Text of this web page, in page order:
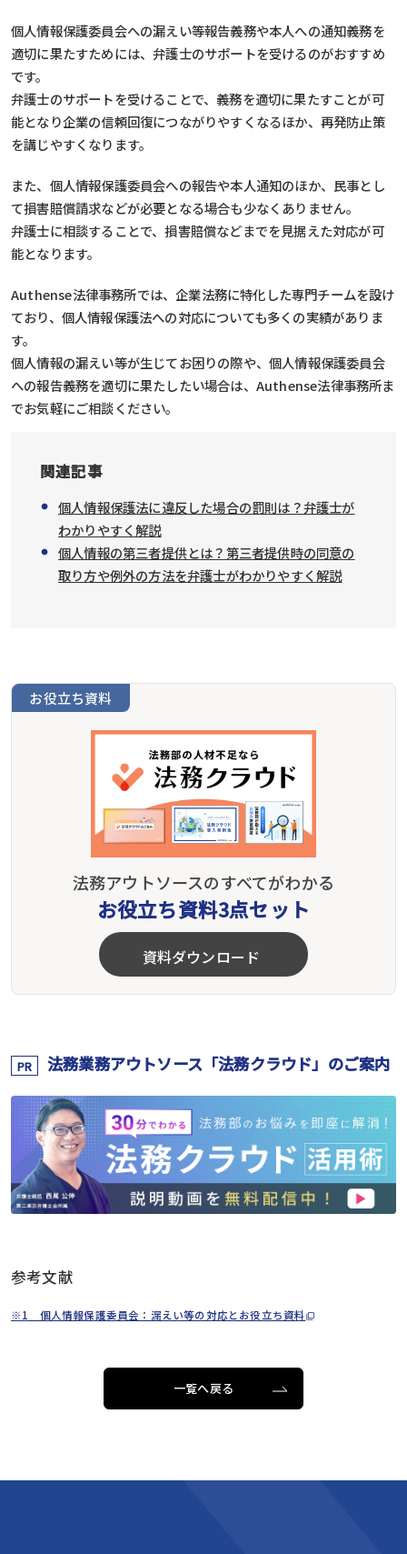
個人情報保護委員会への漏えい等報告義務や本人への通知義務を
適切に果たすためには、弁護士のサポートを受けるのがおすすめ
です。
弁護士のサポートを受けることで、義務を適切に果たすことが可
能となり企業の信頼回復につながりやすくなるほか、再発防止策
を講じやすくなります。
また、個人情報保護委員会への報告や本人通知のほか、民事とし
て損害賠償請求などが必要となる場合も少なくありません。
弁護士に相談することで、損害賠償などまでを見据えた対応が可
能となります。
Authense法律事務所では、企業法務に特化した専門チームを設け
ており、個人情報保護法への対応についても多くの実績がありま
す。
個人情報の漏えい等が生じてお困りの際や、個人情報保護委員会
への報告義務を適切に果たしたい場合は、Authense法律事務所ま
でお気軽にご相談ください。
関連記事
個人情報保護法に違反した場合の罰則は？弁護士が
わかりやすく解説
個人情報の第三者提供とは？第三者提供時の同意の
取り方や例外の方法を弁護士がわかりやすく解説
お役立ち資料
法務アウトソースのすべてがわかる
お役立ち資料3点セット
資料ダウンロード
PR 法務業務アウトソース「法務クラウド」のご案内
参考文献
※1 個人情報保護委員会：漏えい等の対応とお役立ち資料
一覧へ戻る